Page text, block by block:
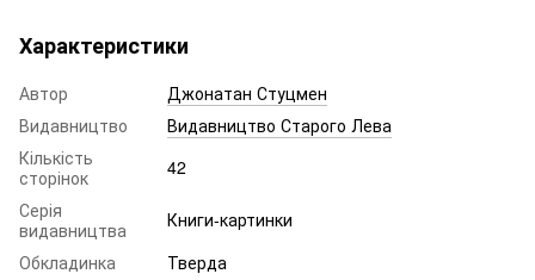
Характеристики
Автор
Джонатан Стуцмен
Видавництво
Видавництво Старого Лева
Кількість
сторінок
42
Серія
видавництва
Книги-картинки
Обкладинка
Тверда